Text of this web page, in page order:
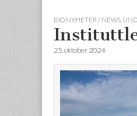
BIO NYHETER / NEWS
25. oktober 2024